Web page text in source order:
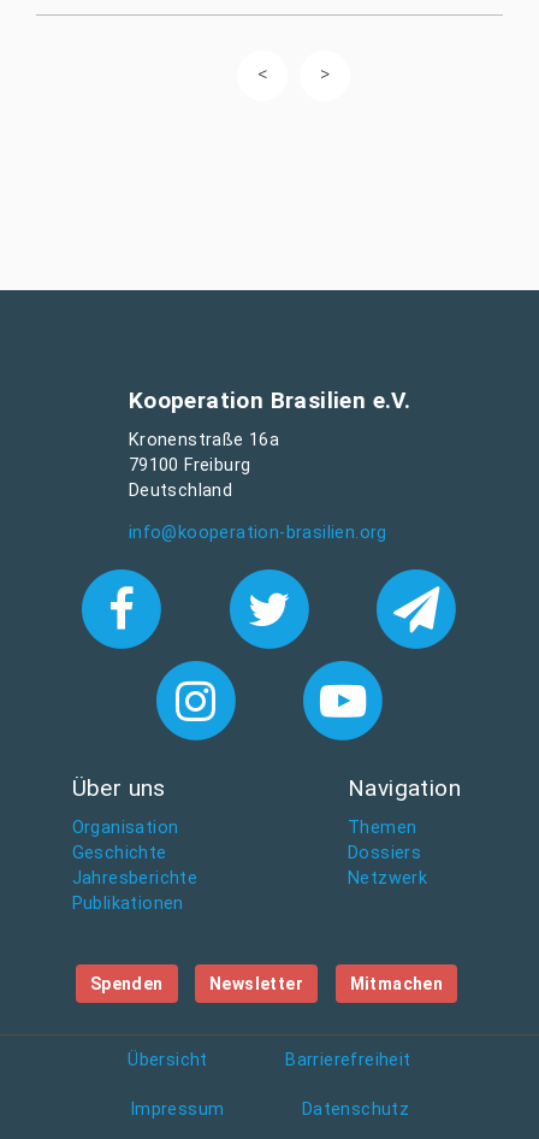
Kooperation Brasilien e.V.
Kronenstraße 16a
79100 Freiburg
Deutschland
info@kooperation-brasilien.org
Über uns
Organisation
Geschichte
Jahresberichte
Publikationen
Navigation
Themen
Dossiers
Netzwerk
Spenden Newsletter Mitmachen
Übersicht Barrierefreiheit
Impressum Datenschutz